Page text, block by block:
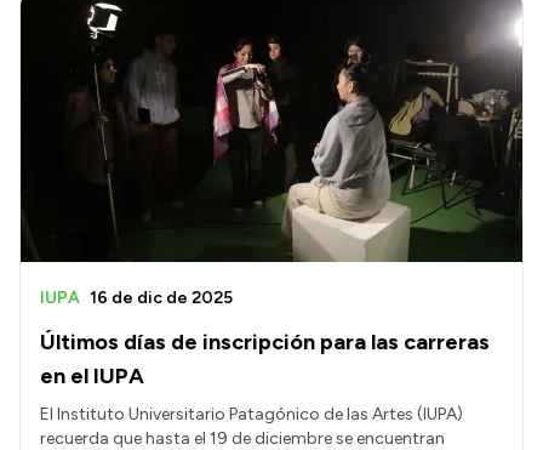
Últimos días de inscripción para las carreras
en el IUPA
IUPA 16 de dic de 2025
El Instituto Universitario Patagónico de las Artes (IUPA)
recuerda que hasta el 19 de diciembre se encuentran